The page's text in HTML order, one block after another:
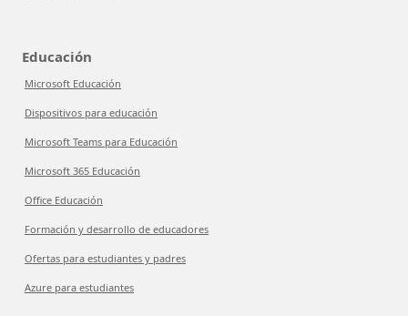
Educación
Microsoft Educación
Dispositivos para educación
Microsoft Teams para Educación
Microsoft 365 Educación
Office Educación
Formación y desarrollo de educadores
Ofertas para estudiantes y padres
Azure para estudiantes